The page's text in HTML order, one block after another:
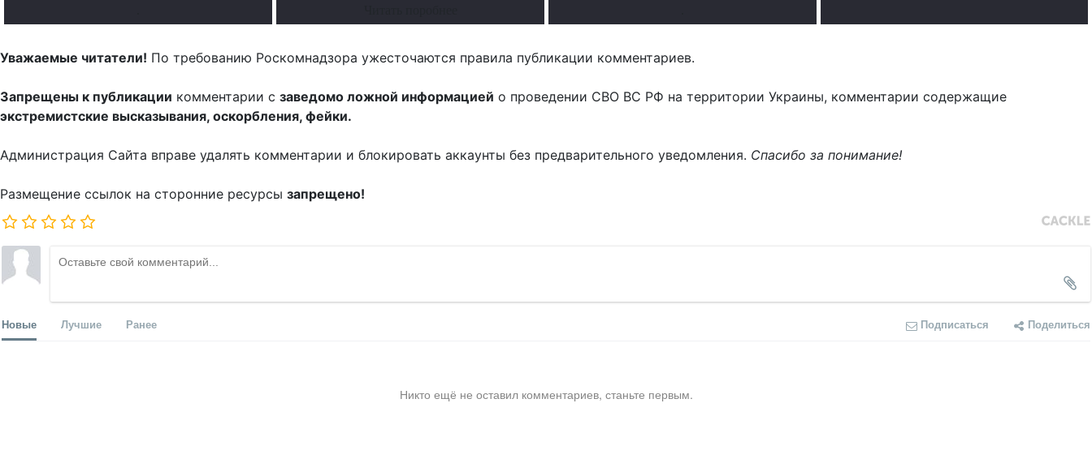
Уважаемые читатели! По требованию Роскомнадзора ужесточаются правила публикации комментариев.
Запрещены к публикации комментарии с заведомо ложной информацией о проведении СВО ВС РФ на территории Украины, комментарии содержащие
экстремистские высказывания, оскорбления, фейки.
Администрация Сайта вправе удалять комментарии и блокировать аккаунты без предварительного уведомления. Спасибо за понимание!
Размещение ссылок на сторонние ресурсы запрещено!
Новые Лучшие Ранее Подписаться Поделиться
Никто ещё не оставил комментариев, станьте первым.